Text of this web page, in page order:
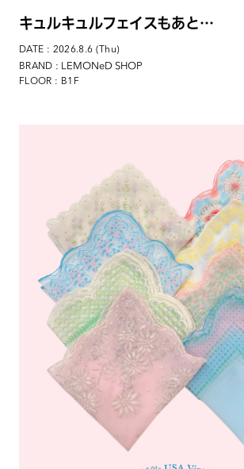
キュルキュルフェイスもあと…
DATE : 2026.8.6 (Thu)
BRAND : LEMONeD SHOP
FLOOR : B1F